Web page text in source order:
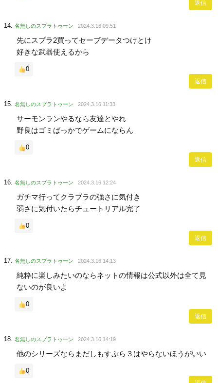
返信
名無しのスプラトゥーン 2024.3.16 09:51
先にスプラ2買ってセーブデータつけとけ
好きな武器使えるから
0
返信
名無しのスプラトゥーン 2024.3.16 11:33
サーモンランやるなら友達とやれ
野良はゴミばっかでゲームにならん
0
返信
名無しのスプラトゥーン 2024.3.16 12:24
ガチマ行ってクラブラの強さに気付き
弱さに気付いたらチュートリアル完了
0
返信
名無しのスプラトゥーン 2024.3.16 14:13
純粋に楽しみたいのならネットの情報は公式以外は全て見
ないのが良いよ
0
返信
名無しのスプラトゥーン 2024.3.16 14:19
他のシリーズならまだしもすぷら３はやらないほうがいい
0